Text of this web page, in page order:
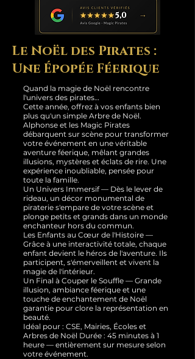
Le Noël des Pirates :
Une Épopée Féerique
Quand la magie de Noël rencontre
l'univers des pirates…
Cette année, offrez à vos enfants bien
plus qu'un simple Arbre de Noël.
Alphonse et les Magic Pirates
débarquent sur scène pour transformer
votre événement en une véritable
aventure féerique, mêlant grandes
illusions, mystères et éclats de rire. Une
expérience inoubliable, pensée pour
toute la famille.
Un Univers Immersif — Dès le lever de
rideau, un décor monumental de
piraterie s'empare de votre scène et
plonge petits et grands dans un monde
enchanteur hors du commun.
Les Enfants au Cœur de l'Histoire —
Grâce à une interactivité totale, chaque
enfant devient le héros de l'aventure. Ils
participent, s'émerveillent et vivent la
magie de l'intérieur.
Un Final à Couper le Souffle — Grande
illusion, ambiance féerique et une
touche de enchantement de Noël
garantie pour clore la représentation en
beauté.
Idéal pour : CSE, Mairies, Écoles et
Arbres de Noël Durée : 45 minutes à 1
heure — entièrement sur mesure selon
votre événement.